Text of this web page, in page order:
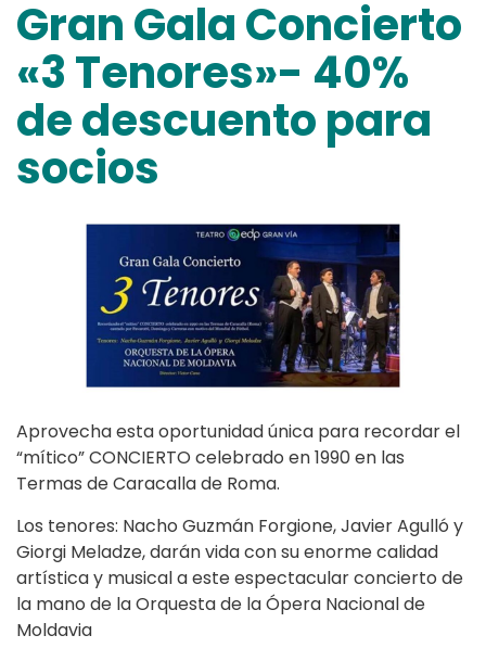
Gran Gala Concierto
«3 Tenores»- 40%
de descuento para
socios
Aprovecha esta oportunidad única para recordar el
“mítico” CONCIERTO celebrado en 1990 en las
Termas de Caracalla de Roma.
Los tenores: Nacho Guzmán Forgione, Javier Agulló y
Giorgi Meladze, darán vida con su enorme calidad
artística y musical a este espectacular concierto de
la mano de la Orquesta de la Ópera Nacional de
Moldavia